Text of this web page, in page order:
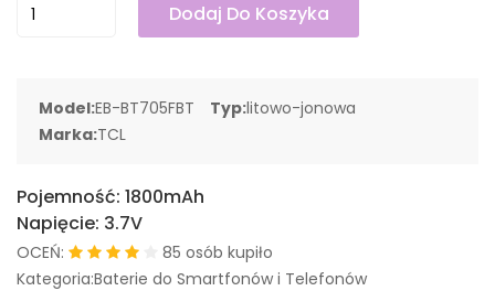
Dodaj Do Koszyka
Model:EB-BT705FBT Typ:litowo-jonowa
Marka:TCL
Pojemność: 1800mAh
Napięcie: 3.7V
OCEŃ:
85 osób kupiło
Kategoria:Baterie do Smartfonów i Telefonów